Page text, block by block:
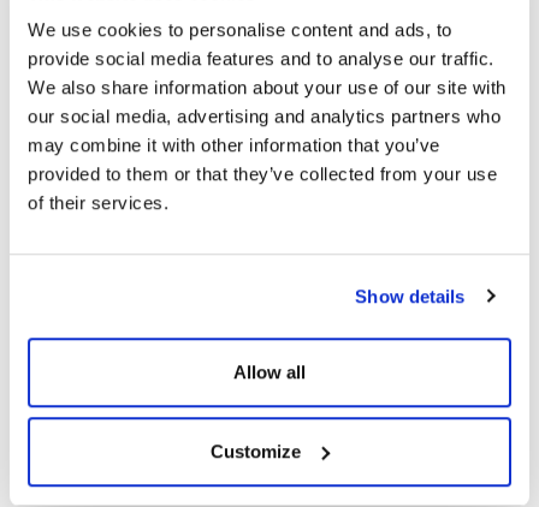
We use cookies to personalise content and ads, to
provide social media features and to analyse our traffic.
We also share information about your use of our site with
our social media, advertising and analytics partners who
may combine it with other information that you’ve
provided to them or that they’ve collected from your use
of their services.
Show details
Allow all
Customize
yaşamın her alanında güçlenmesinin büyük önem taşıdığına
dikkat çekerek, “Firmamız Kadına Yönelik Şiddetle Mücadele İl
Eylem Planı kapsamında 2023 yılında belirlenen Kadın Dostu
İşletmelerden biri olarak %42 kadın personel istihdam oranıyla
büyük başarı gösterdi. Kadın istihdamına sağladığımız katkı ve
desteklerden dolayı Antalya İş-Kur'dan ödüle aldık. Böylesine
önemli bir ödül aldığımız için mutlu ve gururluyuz” dedi.
Kadınlarımızın her koşulda
olarak özgürlüklerine kavuşması adına her türlü çalışmaya tam
destek verdiklerini dile getiren Sarvan, şöyle devam etti:
“Kadınların daha da güçlendirilmesi için hep birlikte el ele
vermeliyiz. CW Enerji olarak, bu konuda elimizden gelen her
Her alanda fırsat eşitliğini sağlamak
şirket politikalarımız arasında önemli bir yerde bulunuyor.
Firmamızın başarıya giden yolunda, kadın çalışanlarımızın eşsiz
da kadınlarımızın her koşulda yanında olmaya devam edeceğiz.”